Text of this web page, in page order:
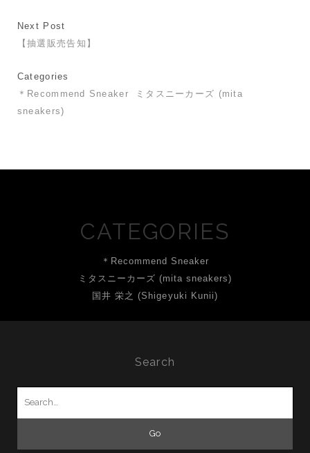
Next Post
【抽選販売告知】
Categories
＊Recommend Sneaker
ミタスニーカーズ (mita
sneakers)
CATEGORIES
＊Recommend Sneaker
ミタスニーカーズ (mita sneakers)
国井 栄之 (Shigeyuki Kunii)
Search